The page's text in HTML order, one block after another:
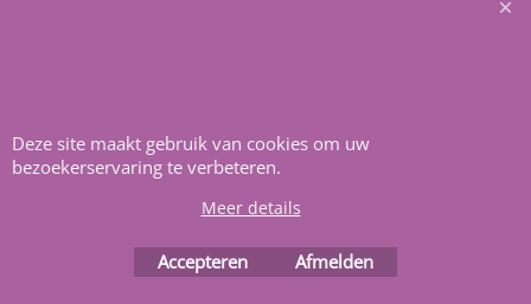
Deze site maakt gebruik van cookies om uw
bezoekerservaring te verbeteren.
Meer details
Accepteren Afmelden